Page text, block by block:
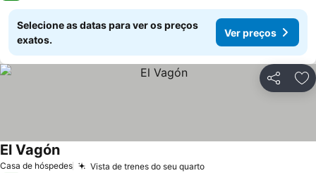
Selecione as datas para ver os preços
exatos.
Ver preços
Partilhar
Casa de hóspedes Vista de trenes do seu quarto
El Vagón